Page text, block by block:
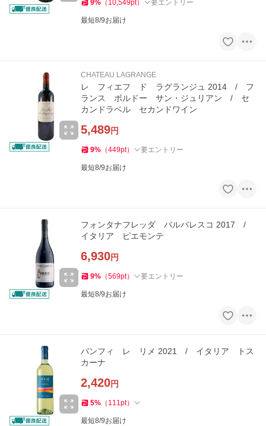
9% （ 10,549pt） 要エントリー
最短8/9お届け
CHATEAU LAGRANGE
レ フィエフ ド ラグランジュ 2014 / フ
ランス ボルドー サン・ジュリアン / セ
カンドラベル セカンドワイン
5,489円
9% （449pt） 要エントリー
最短8/9お届け
フォンタナフレッダ バルバレスコ 2017 /
イタリア ピエモンテ
6,930円
9% （569pt） 要エントリー
最短8/9お届け
バンフィ レ リメ 2021 / イタリア トス
カーナ
2,420円
5% （ 111pt）
最短8/9お届け